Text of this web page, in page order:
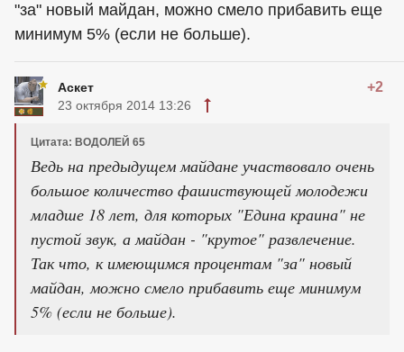
"за" новый майдан, можно смело прибавить еще
минимум 5% (если не больше).
Аскет +2
23 октября 2014 13:26
Цитата: ВОДОЛЕЙ 65
Ведь на предыдущем майдане участвовало очень
большое количество фашиствующей молодежи
младше 18 лет, для которых "Едина краина" не
пустой звук, а майдан - "крутое" развлечение.
Так что, к имеющимся процентам "за" новый
майдан, можно смело прибавить еще минимум
5% (если не больше).